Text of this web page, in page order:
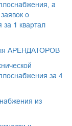
а
о
за 1 квартал
АРЕНДАТОРОВ
за 4
из